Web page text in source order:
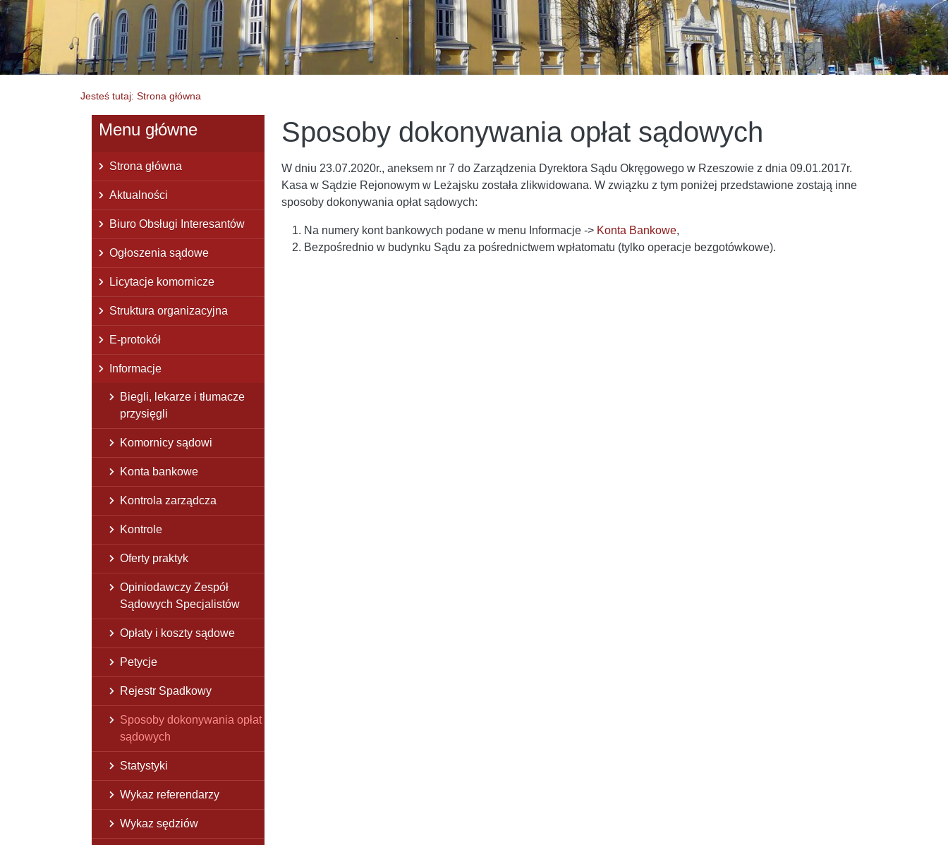
Jesteś tutaj: Strona główna
Sposoby dokonywania opłat sądowych
W dniu 23.07.2020r., aneksem nr 7 do Zarządzenia Dyrektora Sądu Okręgowego w Rzeszowie z dnia 09.01.2017r.
Kasa w Sądzie Rejonowym w Leżajsku została zlikwidowana. W związku z tym poniżej przedstawione zostają inne
sposoby dokonywania opłat sądowych:
Na numery kont bankowych podane w menu Informacje -> Konta Bankowe,
Bezpośrednio w budynku Sądu za pośrednictwem wpłatomatu (tylko operacje bezgotówkowe).
Menu główne
Strona główna
Aktualności
Biuro Obsługi Interesantów
Ogłoszenia sądowe
Licytacje komornicze
Struktura organizacyjna
E-protokół
Informacje
Biegli, lekarze i tłumacze
przysięgli
Komornicy sądowi
Konta bankowe
Kontrola zarządcza
Kontrole
Oferty praktyk
Opiniodawczy Zespół
Sądowych Specjalistów
Opłaty i koszty sądowe
Petycje
Rejestr Spadkowy
Sposoby dokonywania opłat
sądowych
Statystyki
Wykaz referendarzy
Wykaz sędziów